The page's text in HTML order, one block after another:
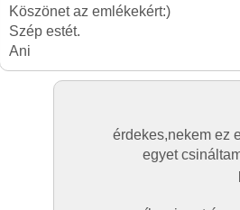
Köszönet az emlékekért:)
Szép estét.
Ani
érdekes,nekem ez
egyet